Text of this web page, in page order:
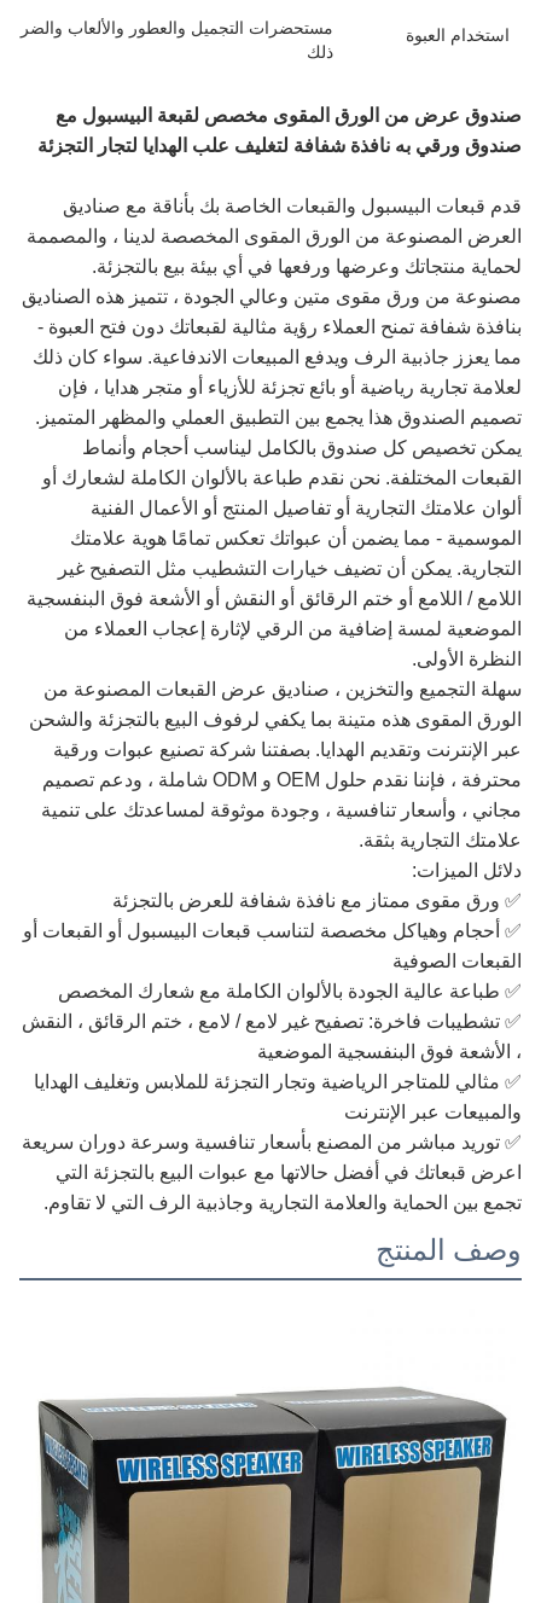
استخدام العبوة
مستحضرات التجميل والعطور والألعاب
ذلك
صندوق عرض من الورق المقوى مخصص لقبعة البيسبول مع
صندوق ورقي به نافذة شفافة لتغليف علب الهدايا لتجار التجزئة
قدم قبعات البيسبول والقبعات الخاصة بك بأناقة مع صناديق
العرض المصنوعة من الورق المقوى المخصصة لدينا ، والمصممة
لحماية منتجاتك وعرضها ورفعها في أي بيئة بيع بالتجزئة.
مصنوعة من ورق مقوى متين وعالي الجودة ، تتميز هذه الصناديق
بنافذة شفافة تمنح العملاء رؤية مثالية لقبعاتك دون فتح العبوة -
مما يعزز جاذبية الرف ويدفع المبيعات الاندفاعية. سواء كان ذلك
لعلامة تجارية رياضية أو بائع تجزئة للأزياء أو متجر هدايا ، فإن
تصميم الصندوق هذا يجمع بين التطبيق العملي والمظهر المتميز.
يمكن تخصيص كل صندوق بالكامل ليناسب أحجام وأنماط
القبعات المختلفة. نحن نقدم طباعة بالألوان الكاملة لشعارك أو
ألوان علامتك التجارية أو تفاصيل المنتج أو الأعمال الفنية
الموسمية - مما يضمن أن عبواتك تعكس تمامًا هوية علامتك
التجارية. يمكن أن تضيف خيارات التشطيب مثل التصفيح غير
اللامع / اللامع أو ختم الرقائق أو النقش أو الأشعة فوق البنفسجية
الموضعية لمسة إضافية من الرقي لإثارة إعجاب العملاء من
النظرة الأولى.
سهلة التجميع والتخزين ، صناديق عرض القبعات المصنوعة من
الورق المقوى هذه متينة بما يكفي لرفوف البيع بالتجزئة والشحن
عبر الإنترنت وتقديم الهدايا. بصفتنا شركة تصنيع عبوات ورقية
محترفة ، فإننا نقدم حلول OEM و ODM شاملة ، ودعم تصميم
مجاني ، وأسعار تنافسية ، وجودة موثوقة لمساعدتك على تنمية
علامتك التجارية بثقة.
دلائل الميزات:
✅ ورق مقوى ممتاز مع نافذة شفافة للعرض بالتجزئة
✅ أحجام وهياكل مخصصة لتناسب قبعات البيسبول أو القبعات أو
القبعات الصوفية
✅ طباعة عالية الجودة بالألوان الكاملة مع شعارك المخصص
✅ تشطيبات فاخرة: تصفيح غير لامع / لامع ، ختم الرقائق ، النقش
، الأشعة فوق البنفسجية الموضعية
✅ مثالي للمتاجر الرياضية وتجار التجزئة للملابس وتغليف الهدايا
والمبيعات عبر الإنترنت
✅ توريد مباشر من المصنع بأسعار تنافسية وسرعة دوران سريعة
اعرض قبعاتك في أفضل حالاتها مع عبوات البيع بالتجزئة التي
تجمع بين الحماية والعلامة التجارية وجاذبية الرف التي لا تقاوم.
وصف المنتج